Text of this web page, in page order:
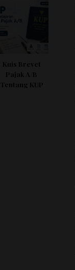
Kuis Brevet
Pajak A/B
Tentang KUP